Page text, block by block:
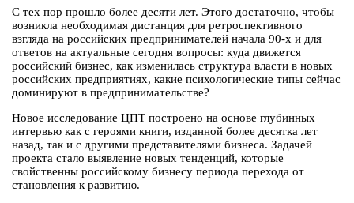
С тех пор прошло более десяти лет. Этого достаточно, чтобы
возникла необходимая дистанция для ретроспективного
взгляда на российских предпринимателей начала 90-х и для
ответов на актуальные сегодня вопросы: куда движется
российский бизнес, как изменилась структура власти в новых
российских предприятиях, какие психологические типы сейчас
доминируют в предпринимательстве?
Новое исследование ЦПТ построено на основе глубинных
интервью как с героями книги, изданной более десятка лет
назад, так и с другими представителями бизнеса. Задачей
проекта стало выявление новых тенденций, которые
свойственны российскому бизнесу периода перехода от
становления к развитию.